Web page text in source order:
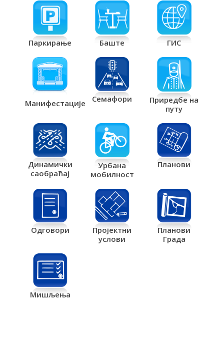
Паркирање Баште ГИС
Манифестације Семафори
Приредбе на
путу
Динамички
саобраћај
Урбана
мобилност
Планови
Одговори
Пројектни
услови
Планови
Града
Мишљења